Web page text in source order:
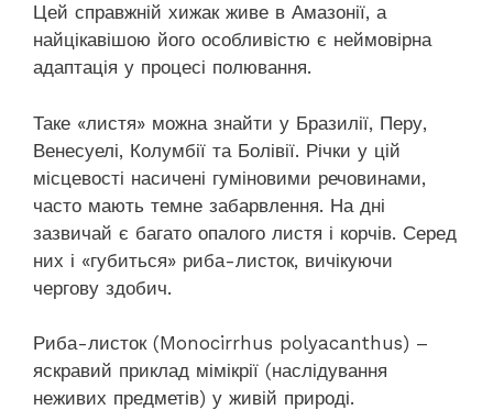
Цей справжній хижак живе в Амазонії, а
найцікавішою його особливістю є неймовірна
адаптація у процесі полювання.
Таке «листя» можна знайти у Бразилії, Перу,
Венесуелі, Колумбії та Болівії. Річки у цій
місцевості насичені гуміновими речовинами,
часто мають темне забарвлення. На дні
зазвичай є багато опалого листя і корчів. Серед
них і «губиться» риба-листок, вичікуючи
чергову здобич.
Риба-листок (Monocirrhus polyacanthus) –
яскравий приклад мімікрії (наслідування
неживих предметів) у живій природі.